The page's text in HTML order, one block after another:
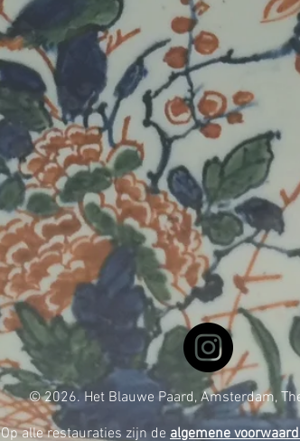
© 2026. Het Blauwe Paard, Amsterdam,
Op alle restauraties zijn de algemene